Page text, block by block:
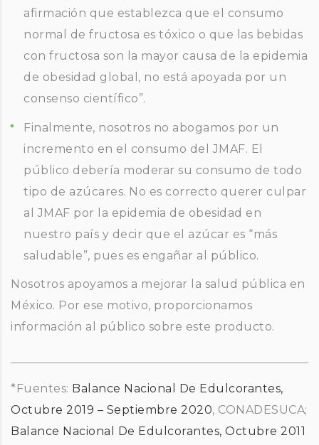
afirmación que establezca que el consumo
normal de fructosa es tóxico o que las bebidas
con fructosa son la mayor causa de la epidemia
de obesidad global, no está apoyada por un
consenso científico”.
Finalmente, nosotros no abogamos por un
incremento en el consumo del JMAF. El
público debería moderar su consumo de todo
tipo de azúcares. No es correcto querer culpar
al JMAF por la epidemia de obesidad en
nuestro país y decir que el azúcar es “más
saludable”, pues es engañar al público.
Nosotros apoyamos a mejorar la salud pública en
México. Por ese motivo, proporcionamos
información al público sobre este producto.
*Fuentes: Balance Nacional De Edulcorantes,
Octubre 2019 – Septiembre 2020, CONADESUCA;
Balance Nacional De Edulcorantes, Octubre 2011